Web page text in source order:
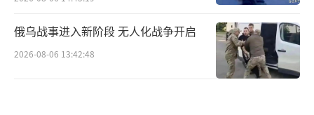
俄乌战事进入新阶段 无人化战争开启
2026-08-06 13:42:48